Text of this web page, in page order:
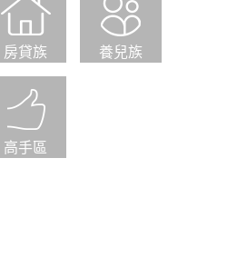
房貸族 養兒族
高手區